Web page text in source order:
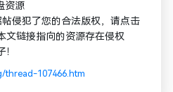
资源
侵犯了您的合法版权，请点击
文链接指向的资源存在侵权
thread-107466.htm